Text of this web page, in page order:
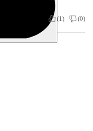
(1 ) (0)